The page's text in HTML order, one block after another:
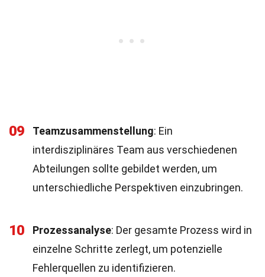
09 Teamzusammenstellung: Ein
interdisziplinäres Team aus verschiedenen
Abteilungen sollte gebildet werden, um
unterschiedliche Perspektiven einzubringen.
10 Prozessanalyse: Der gesamte Prozess wird in
einzelne Schritte zerlegt, um potenzielle
Fehlerquellen zu identifizieren.